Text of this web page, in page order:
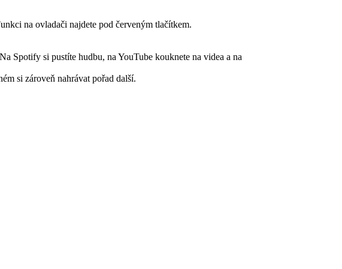
na ovladači najdete pod červeným tlačítkem.
Spotify si pustíte hudbu, na YouTube kouknete na videa a na
si zároveň nahrávat pořad další.